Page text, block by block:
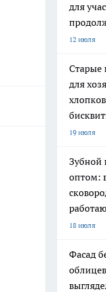
для
12 июля
Старые
для
19 июля
Зубной
оптом:
18 июля
Фасад